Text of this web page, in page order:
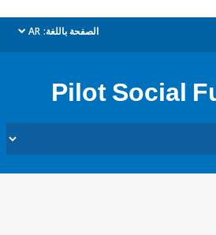
الصفحة باللغة: AR
dropdown
Pilot